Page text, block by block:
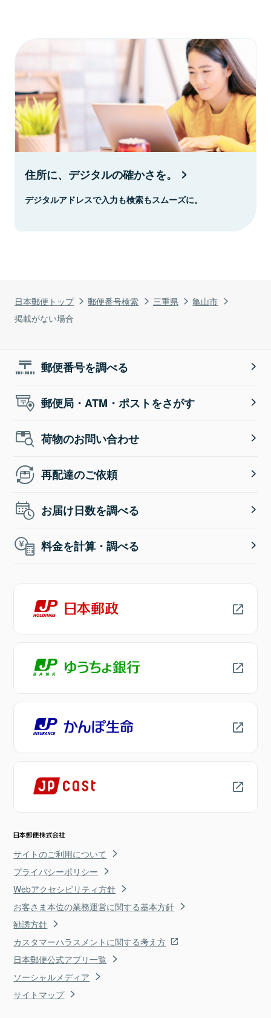
日本郵便トップ 郵便番号検索 三重県
亀山市
掲載がない場合
住所に、デジタルの確かさを。
デジタルアドレスで入力も検索もスムーズに。
郵便番号を調べる
郵便局・ATM・ポストをさがす
荷物のお問い合わせ
再配達のご依頼
お届け日数を調べる
料金を計算・調べる
サイトのご利用について
プライバシーポリシー
Webアクセシビリティ方針
お客さま本位の業務運営に関する基本方針
勧誘方針
カスタマーハラスメントに関する考え方
日本郵便公式アプリ一覧
ソーシャルメディア
サイトマップ